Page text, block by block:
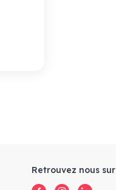
Retrouvez nous sur